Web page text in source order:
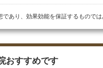
あり、効果効能を保証するものでは
おすすめです